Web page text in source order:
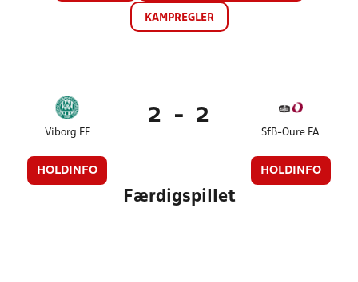
KAMPREGLER
Viborg FF
HOLDINFO
2 - 2
SfB-Oure FA
HOLDINFO
Færdigspillet